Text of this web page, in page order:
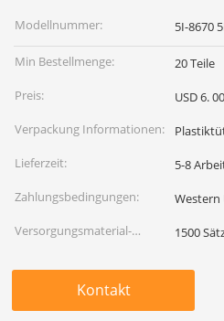
Modellnummer:
5I-8670
Min Bestellmenge:
20 Teile
Preis:
USD 6.
Verpackung Informationen:
Lieferzeit:
5-8
Zahlungsbedingungen:
Western
Versorgungsmaterial-
1500
Kontakt